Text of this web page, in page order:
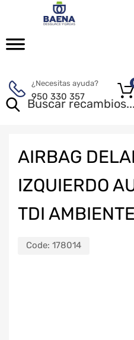
¿Necesitas ayuda?
950 330 357
AIRBAG
IZQUIERDO
TDI AMBIENTE
Code: 178014